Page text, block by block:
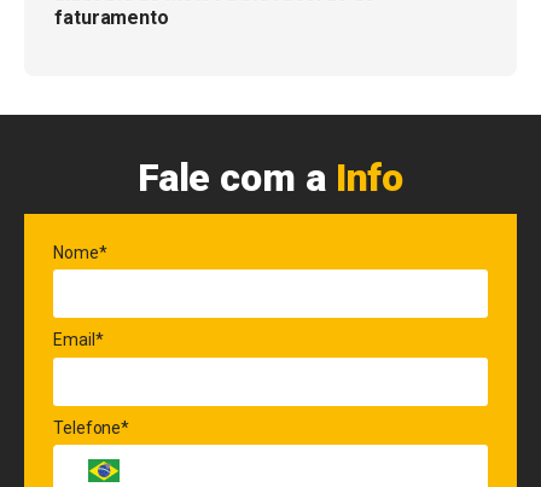
faturamento
Fale com a Info
Nome*
Email*
Telefone*